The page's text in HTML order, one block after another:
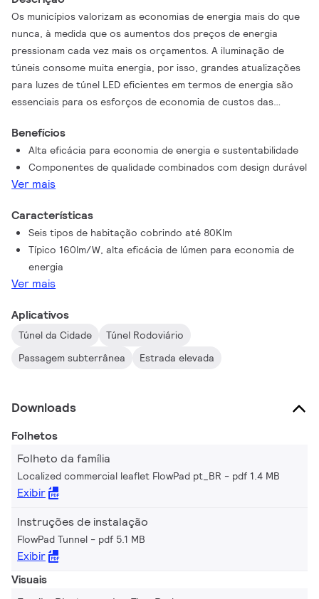
Os municípios valorizam as economias de energia mais do que
nunca, à medida que os aumentos dos preços de energia
pressionam cada vez mais os orçamentos. A iluminação de
túneis consome muita energia, por isso, grandes atualizações
para luzes de túnel LED eficientes em termos de energia são
essenciais para os esforços de economia de custos das
enquanto maximiza a eficiência, segurança e funcionalidade. E
o melhor: o FlowPad oferece grande janela de luz com
fotometria profissional, garantindo iluminação segura e
confortável em túneis. Estas luzes de túnel não só têm uma
desempenho. A tecnologia preparada para o futuro combina-
se com alta eficácia, design inovador e conectividade
inteligente numa luz que faz com que os seus túneis pareçam
mais brilhantes e melhores.
Benefícios
Alta eficácia para economia de energia e sustentabilidade
Componentes de qualidade combinados com design durável
Ver mais
Características
Seis tipos de habitação cobrindo até 80Klm
Típico 160lm/W, alta eficácia de lúmen para economia de
energia
Ver mais
Aplicativos
Túnel da Cidade
Túnel Rodoviário
Passagem subterrânea
Estrada elevada
Downloads
Folhetos
Folheto da família
Localized commercial leaflet FlowPad pt_BR pdf 1.4 MB
Exibir
Instruções de instalação
FlowPad Tunnel pdf 5.1 MB
Exibir
Visuais